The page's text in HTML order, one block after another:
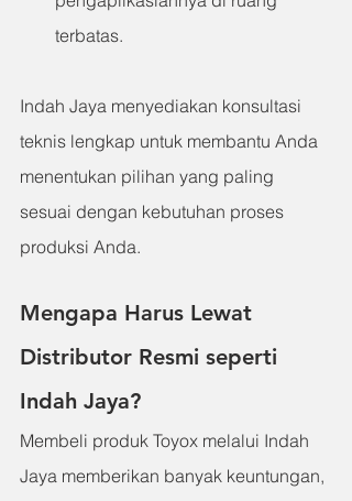
terbatas.
Indah Jaya menyediakan konsultasi
teknis lengkap untuk membantu Anda
menentukan pilihan yang paling
sesuai dengan kebutuhan proses
produksi Anda.
Mengapa Harus Lewat
Distributor Resmi seperti
Indah Jaya?
Membeli produk Toyox melalui Indah
Jaya memberikan banyak keuntungan,